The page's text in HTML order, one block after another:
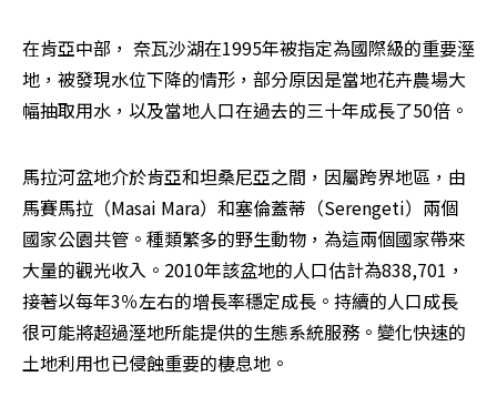
在肯亞中部， 奈瓦沙湖在1995年被指定為國際級的重要溼
地，被發現水位下降的情形，部分原因是當地花卉農場大
幅抽取用水，以及當地人口在過去的三十年成長了50倍。
馬拉河盆地介於肯亞和坦桑尼亞之間，因屬跨界地區，由
馬賽馬拉（Masai Mara）和塞倫蓋蒂（Serengeti）兩個
國家公園共管。種類繁多的野生動物，為這兩個國家帶來
大量的觀光收入。2010年該盆地的人口估計為838,701，
接著以每年3％左右的增長率穩定成長。持續的人口成長
很可能將超過溼地所能提供的生態系統服務。變化快速的
土地利用也已侵蝕重要的棲息地。